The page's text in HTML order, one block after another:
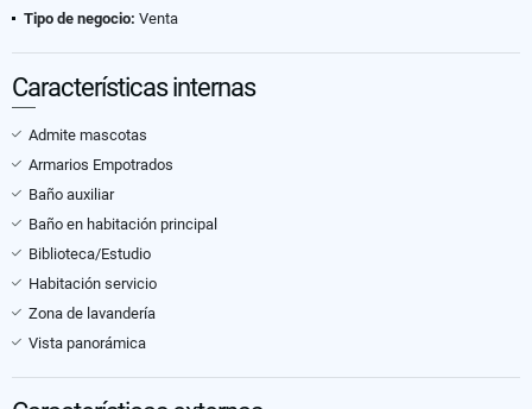
Tipo de negocio: Venta
Características internas
Admite mascotas
Armarios Empotrados
Baño auxiliar
Baño en habitación principal
Biblioteca/Estudio
Habitación servicio
Zona de lavandería
Vista panorámica